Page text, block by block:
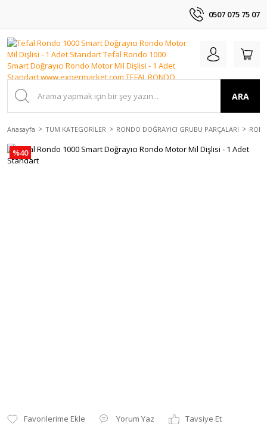
0507 075 75 07
ARA
Anasayfa TÜM KATEGORİLER RONDO DOĞRAYICI GRUBU PARÇALARI
%40
Yorum Yaz
Tavsiye Et